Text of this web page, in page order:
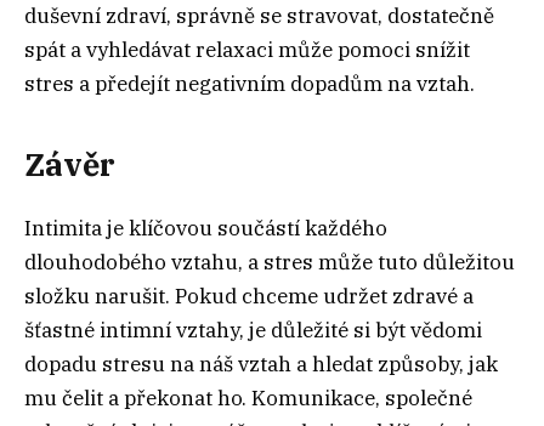
duševní zdraví, správně se stravovat, dostatečně
spát a vyhledávat relaxaci může pomoci snížit
stres a předejít negativním dopadům na vztah.
Závěr
Intimita je klíčovou součástí každého
dlouhodobého vztahu, a stres může tuto důležitou
složku narušit. Pokud chceme udržet zdravé a
šťastné intimní vztahy, je důležité si být vědomi
dopadu stresu na náš vztah a hledat způsoby, jak
mu čelit a překonat ho. Komunikace, společné